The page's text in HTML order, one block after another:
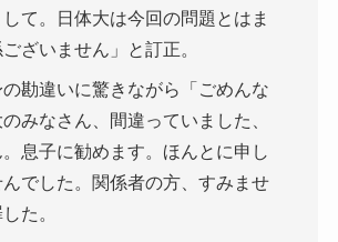
て。日体大は今回の問題とはま
ざいません」と訂正。
勘違いに驚きながら「ごめんな
みなさん、間違っていました、
息子に勧めます。ほんとに申し
でした。関係者の方、すみませ
た。